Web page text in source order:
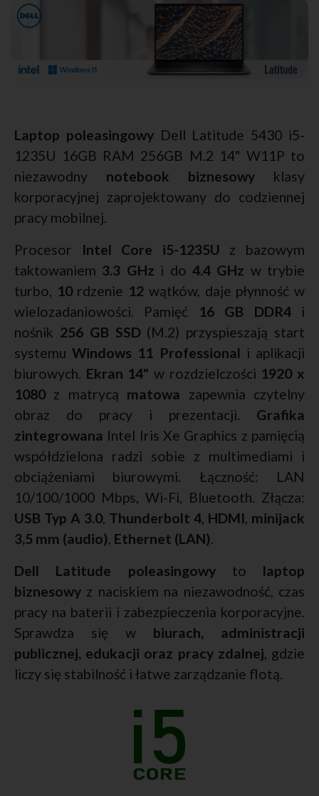
Laptop poleasingowyDell Latitude 5430 i5-
1235U 16GB RAM 256GB M.2 14" W11P to
niezawodny notebook biznesowy klasy
korporacyjnej zaprojektowany do codziennej
pracy mobilnej.
Procesor
Intel Core i5-1235U z bazowym
taktowaniem 3.3 GHz i do 4.4 GHz w trybie
turbo, 10rdzenie 12 wątków, daje płynność w
wielozadaniowości. Pamięć 16 GB DDR4 i
nośnik 256 GB SSD (M.2) przyspieszają start
systemuWindows 11 Professional i aplikacji
biurowych. Ekran 14" w rozdzielczości 1920 x
1080 z matrycą matowa zapewnia czytelny
obraz do pracy i prezentacji. Grafika
zintegrowana Intel Iris Xe Graphics z pamięcią
współdzielona radzi sobie z multimediami i
obciążeniami biurowymi. Łączność: LAN
10/100/1000 Mbps, Wi-Fi, Bluetooth. Złącza:
USB Typ A 3.0, Thunderbolt 4, HDMI, minijack
3,5 mm (audio), Ethernet (LAN).
Dell Latitude poleasingowyto laptop
biznesowy z naciskiem na niezawodność, czas
pracy na baterii i zabezpieczenia korporacyjne.
Sprawdza się w biurach, administracji
publicznej, edukacji oraz pracy zdalnej, gdzie
liczy się stabilność i łatwe zarządzanie flotą.